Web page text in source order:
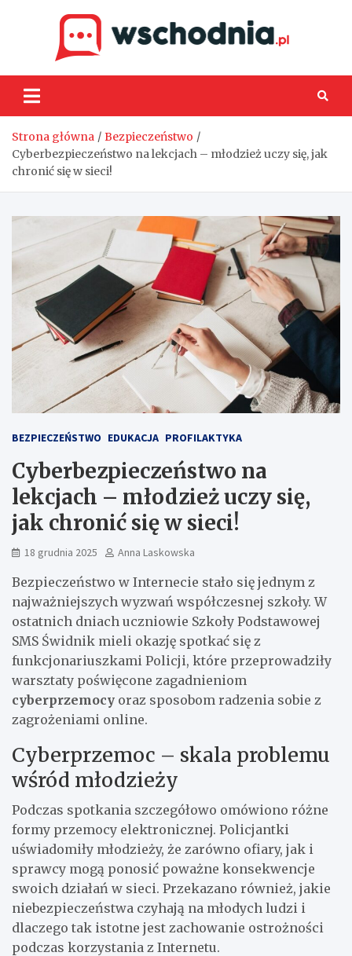
Strona główna
Bezpieczeństwo
Cyberbezpieczeństwo na lekcjach – młodzież uczy się, jak
chronić się w sieci!
BEZPIECZEŃSTWO EDUKACJA PROFILAKTYKA
Cyberbezpieczeństwo na
lekcjach – młodzież uczy się,
jak chronić się w sieci!
18 grudnia 2025 Anna Laskowska
Bezpieczeństwo w Internecie stało się jednym z
najważniejszych wyzwań współczesnej szkoły. W
ostatnich dniach uczniowie Szkoły Podstawowej
SMS Świdnik mieli okazję spotkać się z
funkcjonariuszkami Policji, które przeprowadziły
warsztaty poświęcone zagadnieniom
cyberprzemocy oraz sposobom radzenia sobie z
zagrożeniami online.
Cyberprzemoc – skala problemu
wśród młodzieży
Podczas spotkania szczegółowo omówiono różne
formy przemocy elektronicznej. Policjantki
uświadomiły młodzieży, że zarówno ofiary, jak i
sprawcy mogą ponosić poważne konsekwencje
swoich działań w sieci. Przekazano również, jakie
niebezpieczeństwa czyhają na młodych ludzi i
dlaczego tak istotne jest zachowanie ostrożności
podczas korzystania z Internetu.